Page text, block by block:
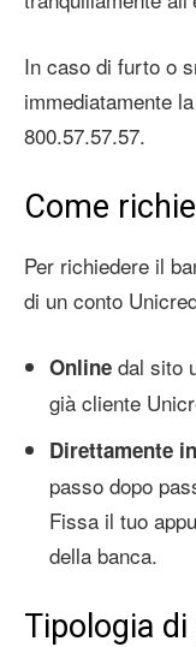
In caso di furto o
immediatamente
800.57.57.57.
Come
Per richiedere il
di un conto
Online dal sito
già cliente
Direttamente
passo dopo
Fissa il tuo
della banca.
Tipologia